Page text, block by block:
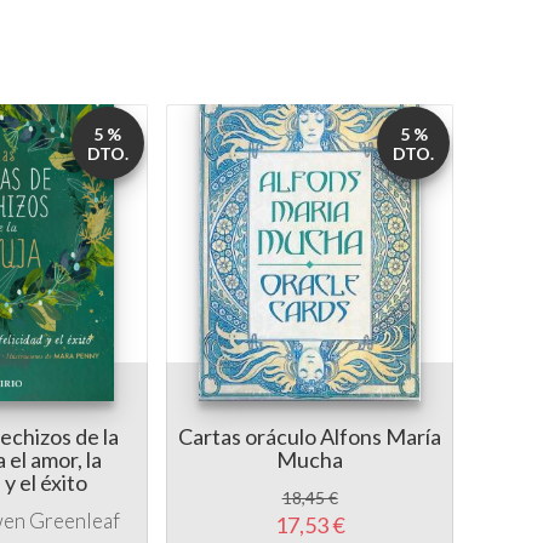
de la
el amor, la
el éxito
Greenleaf
5 %
DTO.
Cartas oráculo Alfons María
Mucha
18,45 €
17,53 €
5 %
DTO.